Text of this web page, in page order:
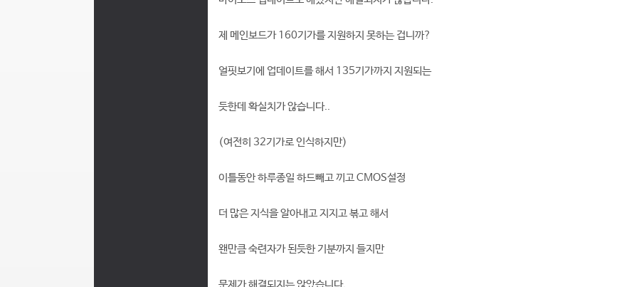
제 메인보드가 160기가를 지원하지 못하는 겁니까?
얼핏보기에 업데이트를 해서 135기가까지 지원되는
듯한데 확실치가 않습니다..
(여전히 32기가로 인식하지만)
이틀동안 하루종일 하드빼고 끼고 CMOS설정
더 많은 지식을 알아내고 지지고 볶고 해서
왠만큼 숙련자가 된듯한 기분까지 들지만
문제가 해결되지는 않았습니다.